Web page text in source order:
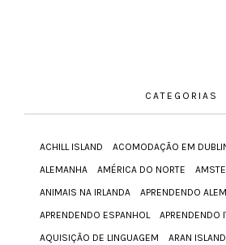
CATEGORIAS
ACHILL ISLAND ACOMODAÇÃO EM
ALEMANHA
AMÉRICA DO NORTE
ANIMAIS NA IRLANDA
APRENDENDO
APRENDENDO ESPANHOL
APRENDENDO
AQUISIÇÃO DE LINGUAGEM
ARAN